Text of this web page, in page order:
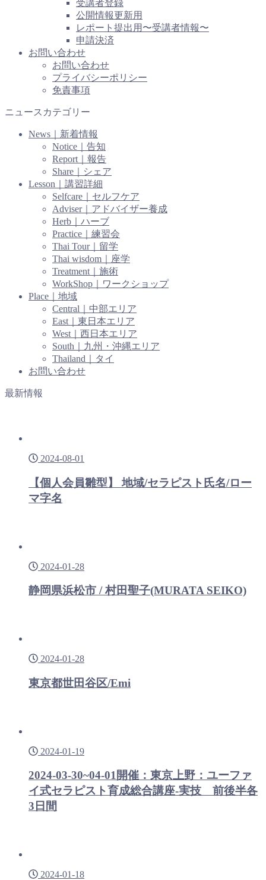
受講者登録
公開情報更新用
レポート提出用〜受講者情報〜
申請決済
お問い合わせ
お問い合わせ
プライバシーポリシー
免責事項
ニュースカテゴリー
News｜新着情報
Notice｜告知
Report｜報告
Share｜シェア
Lesson｜講習詳細
Selfcare｜セルフケア
Adviser｜アドバイザー養成
Herb｜ハーブ
Practice｜練習会
Thai Tour｜留学
Thai wisdom｜座学
Treatment｜施術
WorkShop｜ワークショップ
Place｜地域
Central｜中部エリア
East｜東日本エリア
West｜西日本エリア
South｜九州・沖縄エリア
Thailand｜タイ
お問い合わせ
最新情報
2024-08-01
【個人会員雛型】 地域/セラピスト氏名/ロー
マ字名
2024-01-28
静岡県浜松市 / 村田聖子(MURATA SEIKO)
2024-01-28
東京都世田谷区/Emi
2024-01-19
2024-03-30~04-01開催：東京上野：ユーファ
イ式セラピスト育成総合講座-実技 前後半各
3日間
2024-01-18